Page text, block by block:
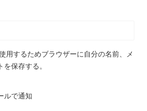
用するためブラウザーに自分の名前、メ
保存する。
ルで通知